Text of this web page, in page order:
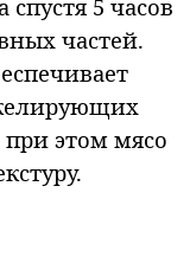
спустя 5 часов
частей.
этом мясо